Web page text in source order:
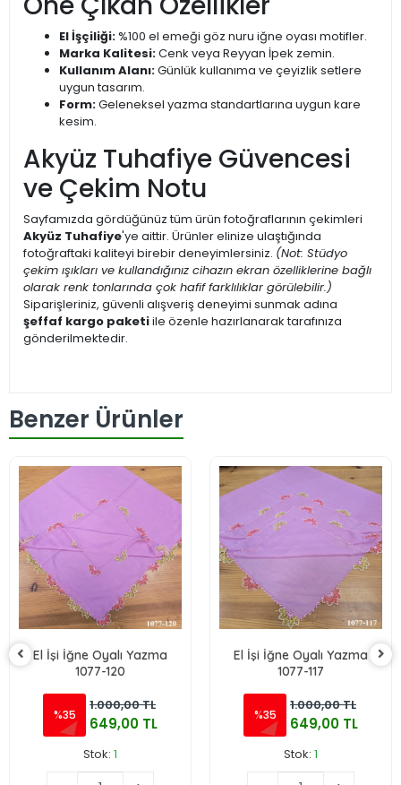
El İşçiliği: %100 el emeği göz nuru iğne oyası motifler.
Marka Kalitesi:Cenk veya Reyyan İpek zemin.
Kullanım Alanı:Günlük kullanıma ve çeyizlik setlere
uygun tasarım.
Form:Geleneksel yazma standartlarına uygun kare
kesim.
Akyüz Tuhafiye Güvencesi
ve Çekim Notu
Sayfamızda gördüğünüz tüm ürün fotoğraflarının çekimleri
Akyüz Tuhafiye'ye aittir. Ürünler elinize ulaştığında
fotoğraftaki kaliteyi birebir deneyimlersiniz. (Not: Stüdyo
çekim ışıkları ve kullandığınız cihazın ekran özelliklerine bağlı
olarak renk tonlarında çok hafif farklılıklar görülebilir.)
Siparişleriniz, güvenli alışveriş deneyimi sunmak adına
şeffaf kargo paketiile özenle hazırlanarak tarafınıza
gönderilmektedir.
Benzer Ürünler
El İşi İğne Oyalı Yazma
1077-120
%35
1.000,00 TL
649,00 TL
Stok: 1
El İşi İğne Oyalı Yazma
1077-117
%35
1.000,00 TL
649,00 TL
Stok: 1